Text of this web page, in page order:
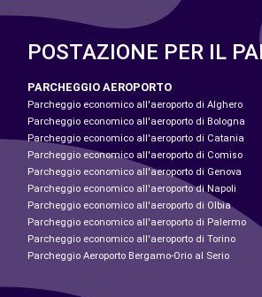
POSTAZIONE PER IL
PARCHEGGIO AEROPORTO
Parcheggio economico all'aeroporto di Alghero
Parcheggio economico all'aeroporto di Bologna
Parcheggio economico all'aeroporto di Catania
Parcheggio economico all'aeroporto di Comiso
Parcheggio economico all'aeroporto di Genova
Parcheggio economico all'aeroporto di Napoli
Parcheggio economico all'aeroporto di Olbia
Parcheggio economico all'aeroporto di Palermo
Parcheggio economico all'aeroporto di Torino
Parcheggio Aeroporto Bergamo-Orio al Serio